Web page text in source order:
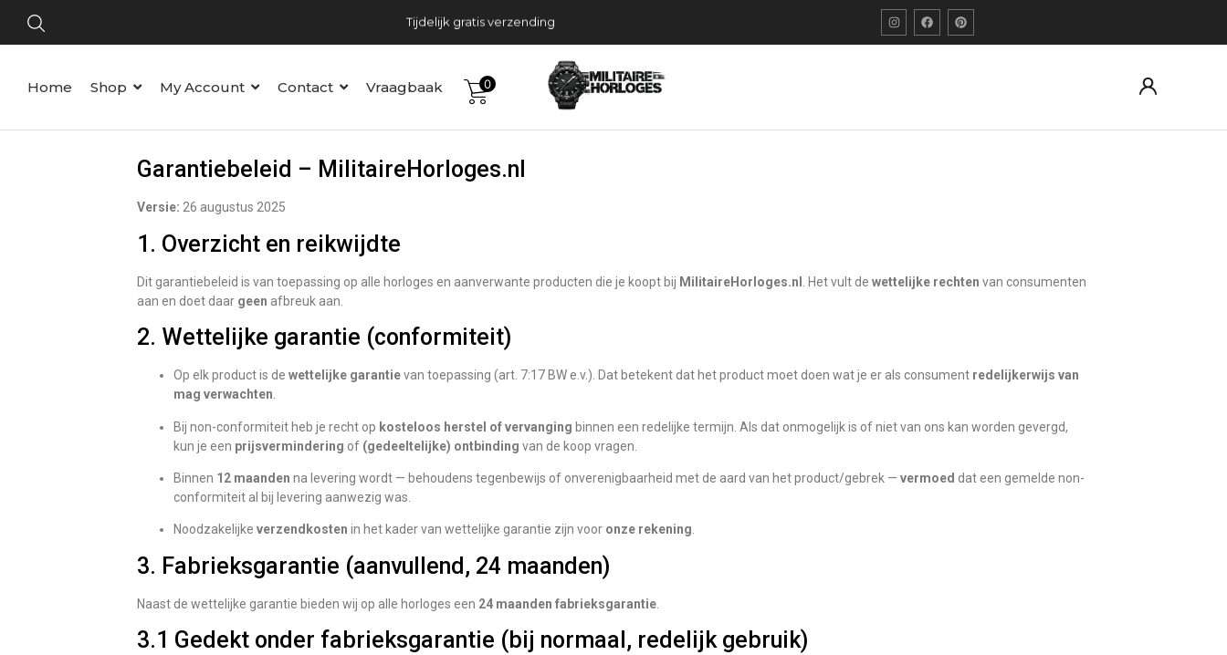
Tijdelijk gratis verzending
Home Shop My Account Contact Vraagbaak 0
Garantiebeleid – MilitaireHorloges.nl
Versie: 26 augustus 2025
1. Overzicht en reikwijdte
Dit garantiebeleid is van toepassing op alle horloges en aanverwante producten die je koopt bij MilitaireHorloges.nl . Het vult dewettelijke rechten van consumenten
aan en doet daar geen afbreuk aan.
2. Wettelijke garantie (conformiteit)
Op elk product is dewettelijke garantievan toepassing (art. 7:17 BW e.v.). Dat betekent dat het product moet doen wat je er als consument redelijkerwijs van
mag verwachten.
Bij non-conformiteit heb je recht op kosteloos herstel of vervanging binnen een redelijke termijn. Als dat onmogelijk is of niet van ons kan worden gevergd,
kun je een prijsvermindering of (gedeeltelijke) ontbinding van de koop vragen.
Binnen 12 maanden na levering wordt — behoudens tegenbewijs of onverenigbaarheid met de aard van het product/gebrek —vermoed dat een gemelde non-
conformiteit al bij levering aanwezig was.
Noodzakelijkeverzendkosten in het kader van wettelijke garantie zijn voor onze rekening.
3. Fabrieksgarantie (aanvullend, 24 maanden)
Naast de wettelijke garantie bieden wij op alle horloges een 24 maanden fabrieksgarantie
3.1 Gedekt onder fabrieksgarantie (bij normaal, redelijk gebruik)